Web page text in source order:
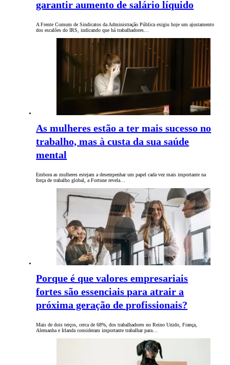
garantir aumento de salário líquido
A Frente Comum de Sindicatos da Administração Pública exigiu hoje um ajustamento
dos escalões do IRS, indicando que há trabalhadores…
As mulheres estão a ter mais sucesso no
trabalho, mas à custa da sua saúde
mental
Embora as mulheres estejam a desempenhar um papel cada vez mais importante na
força de trabalho global, a Fortune revela…
Porque é que valores empresariais
fortes são essenciais para atrair a
próxima geração de profissionais?
Mais de dois terços, cerca de 68%, dos trabalhadores no Reino Unido, França,
Alemanha e Irlanda consideram importante trabalhar para…